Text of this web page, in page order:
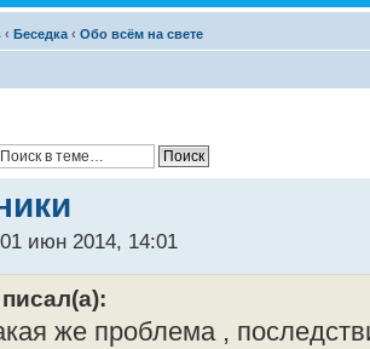
‹ Беседка ‹ Обо всём на свете
июн 2014, 14:01
же проблема ,